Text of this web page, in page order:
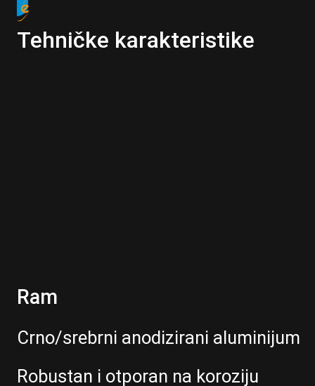
Tehničke karakteristike
Ram
Crno/srebrni anodizirani aluminijum
Robustan i otporan na koroziju